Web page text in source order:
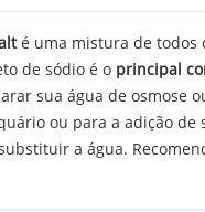
é uma mistura de todos
de sódio é o principal
sua água de osmose
ou para a adição
a água.